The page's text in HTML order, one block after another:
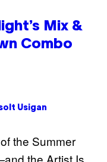
Mix &
Combo
Usigan